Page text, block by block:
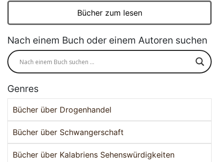
Bücher zum lesen
Nach einem Buch oder einem Autoren suchen
Genres
Bücher über Drogenhandel
Bücher über Schwangerschaft
Bücher über Kalabriens Sehenswürdigkeiten